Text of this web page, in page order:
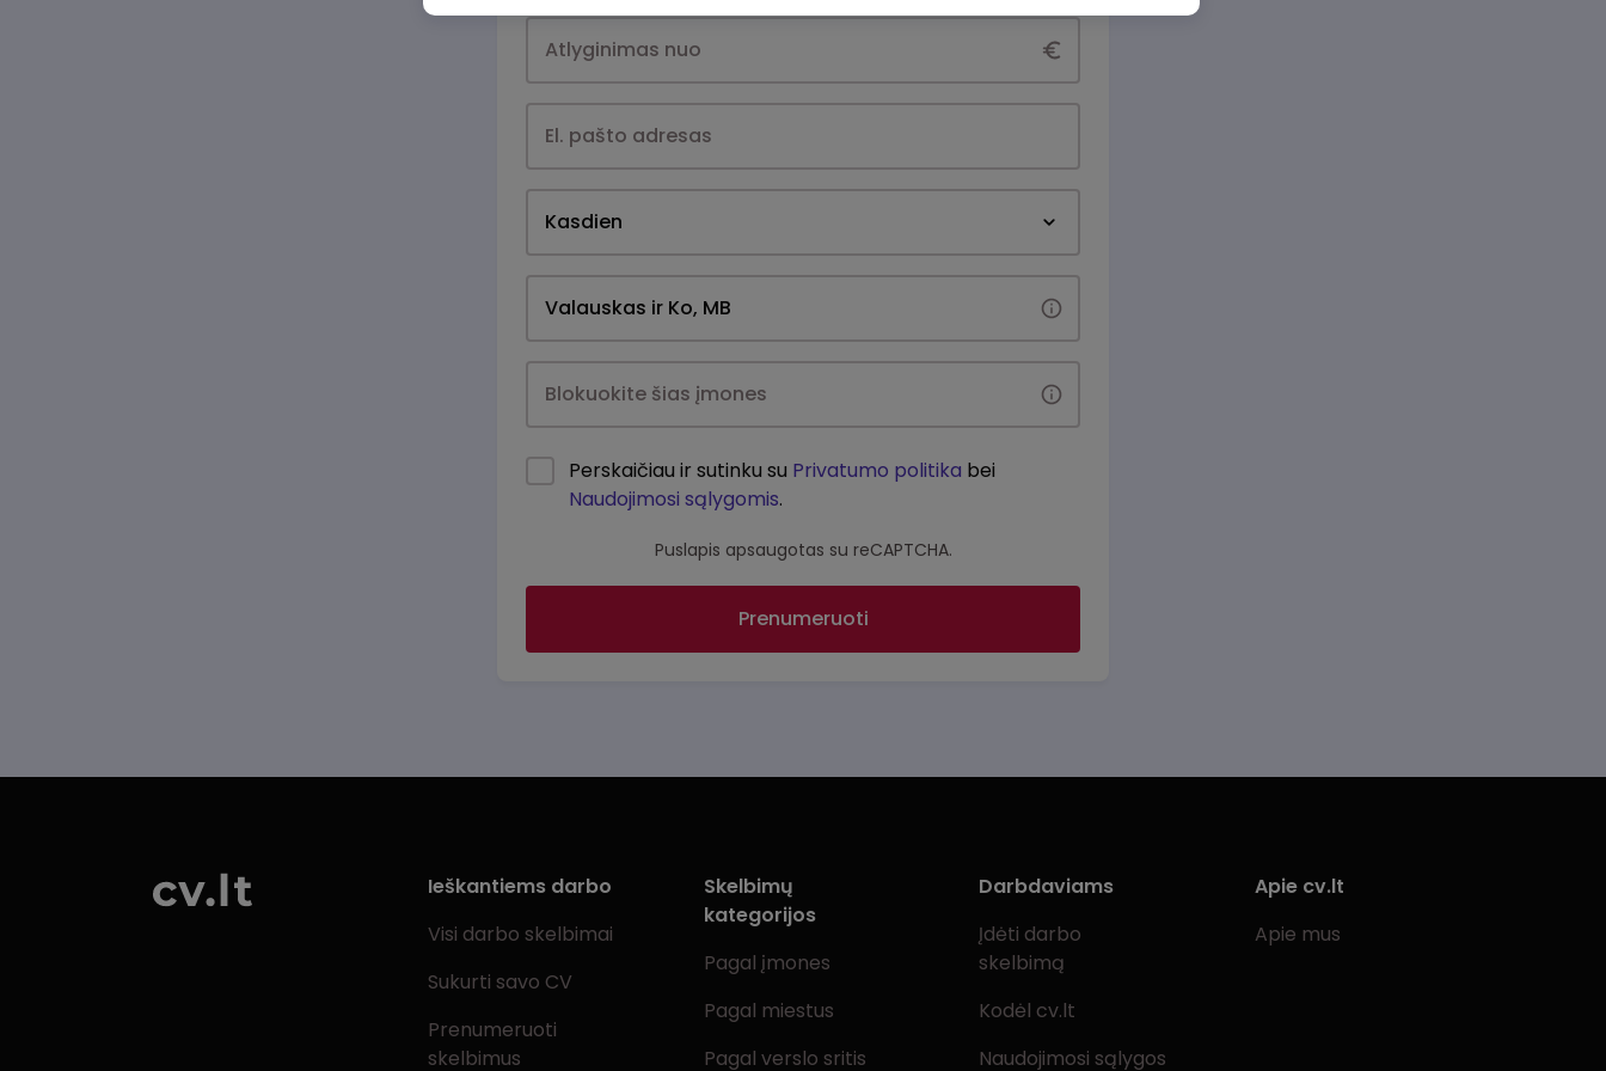
Kasdien
Perskaičiau ir sutinku su Privatumo politika bei
Naudojimosi sąlygomis.
Puslapis apsaugotas su reCAPTCHA.
Prenumeruoti
Ieškantiems darbo
Visi darbo skelbimai
Sukurti savo CV
Prenumeruoti
skelbimus
Skelbimų
kategorijos
Pagal įmones
Pagal miestus
Pagal verslo sritis
Darbdaviams
Įdėti darbo
skelbimą
Kodėl cv.lt
Naudojimosi sąlygos
Apie cv.lt
Apie mus